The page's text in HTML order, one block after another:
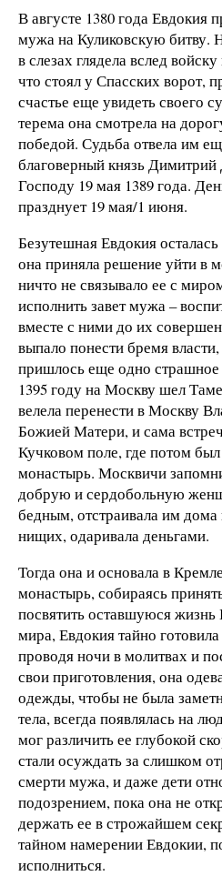
В августе 1380 года Евдокия
мужа на Куликовскую битву.
в слезах глядела вслед
что стоял у Спасских ворот,
счастье еще увидеть своего
терема она смотрела на
победой. Судьба отвела им
благоверный князь
Господу 19 мая 1389 года.
празднует 19 мая/1 июня.
Безутешная Евдокия
она приняла решение уйти в
ничто не связывало ее с
исполнить завет мужа –
вместе с ними до их
выпало понести бремя
пришлось еще одно
1395 году на Москву шел
велела перенести в Москву
Божией Матери, и сама
Кучковом поле, где потом
монастырь. Москвичи
добрую и сердобольную
бедным, отстраивала им
нищих, одаривала деньгами.
Тогда она и основала в
монастырь, собираясь
посвятить оставшуюся жизнь
мира, Евдокия тайно
проводя ночи в молитвах и
свои приготовления, она
одежды, чтобы не была
тела, всегда появлялась на
мог различить ее глубокой
стали осуждать за слишком
смерти мужа, и даже дети
подозрением, пока она не
держать ее в строжайшем
тайном намерении Евдокии,
исполниться.